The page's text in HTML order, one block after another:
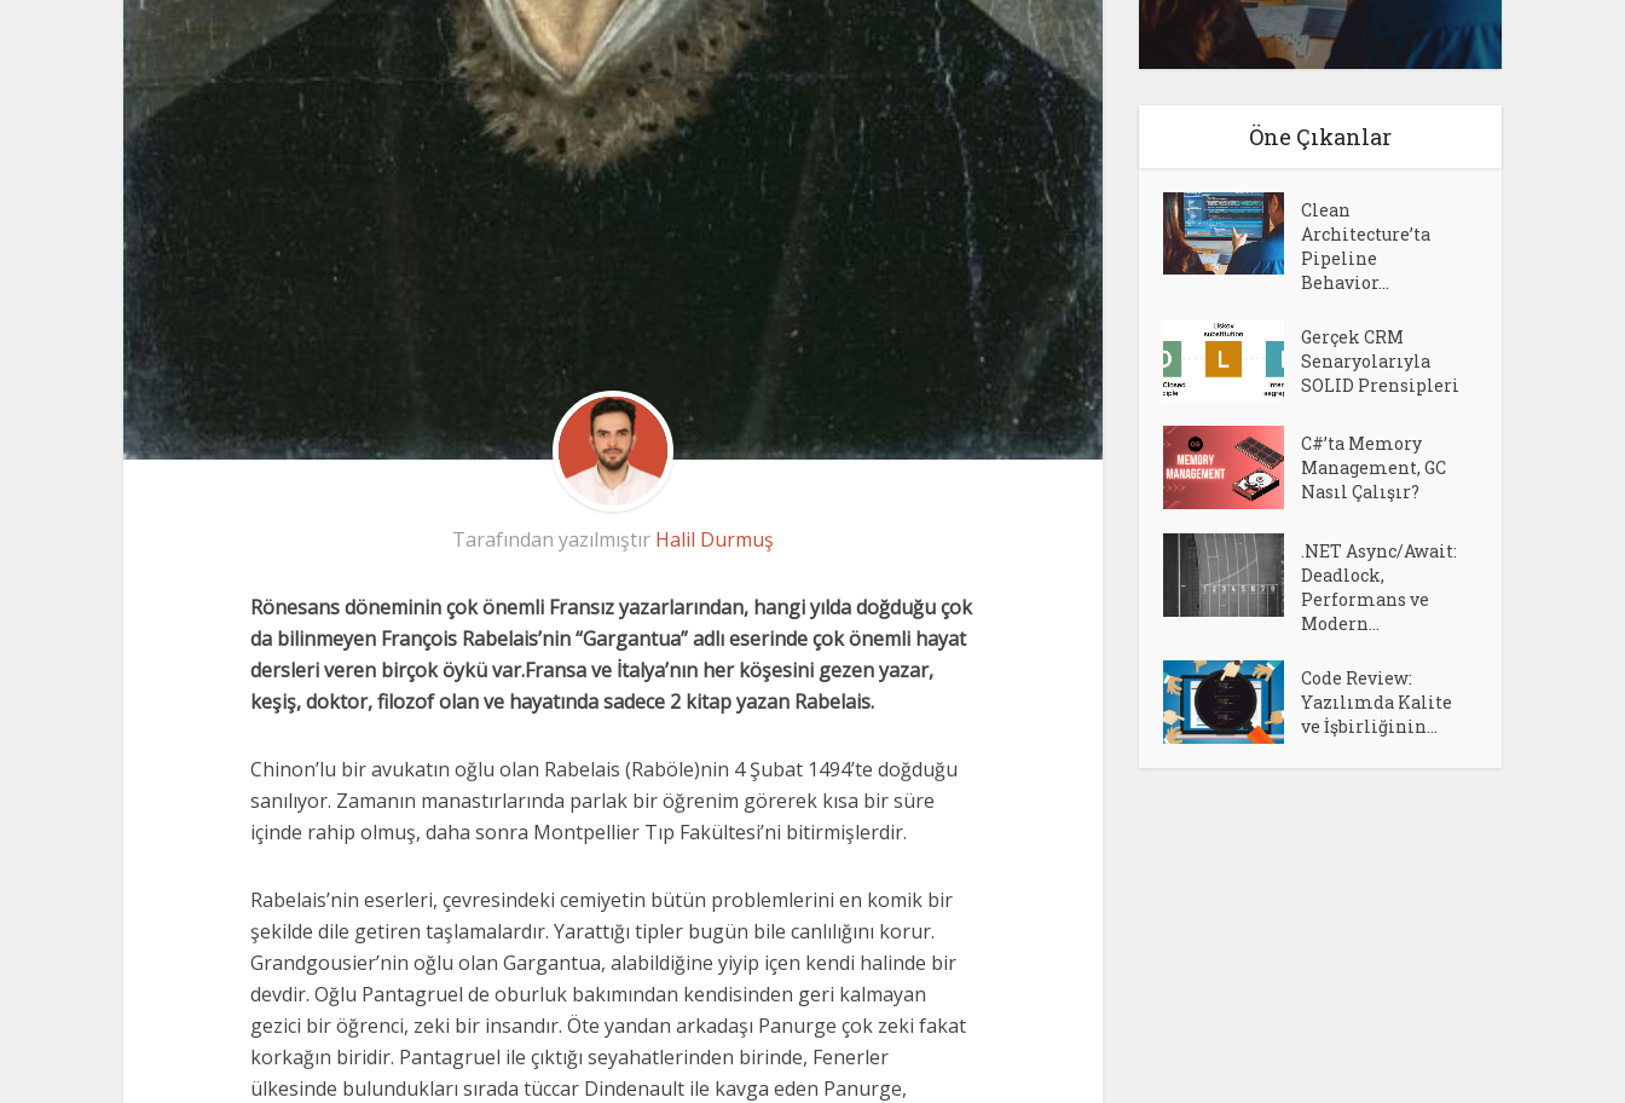
Tarafından yazılmıştır Halil Durmuş
Rönesans döneminin çok önemli Fransız yazarlarından, hangi yılda doğduğu çok
da bilinmeyen François Rabelais’nin “Gargantua” adlı eserinde çok önemli hayat
dersleri veren birçok öykü var.Fransa ve İtalya’nın her köşesini gezen yazar,
keşiş, doktor, filozof olan ve hayatında sadece 2 kitap yazan Rabelais.
Chinon’lu bir avukatın oğlu olan Rabelais (Raböle)nin 4 Şubat 1494’te doğduğu
sanılıyor. Zamanın manastırlarında parlak bir öğrenim görerek kısa bir süre
içinde rahip olmuş, daha sonra Montpellier Tıp Fakültesi’ni bitirmişlerdir.
Rabelais’nin eserleri, çevresindeki cemiyetin bütün problemlerini en komik bir
şekilde dile getiren taşlamalardır. Yarattığı tipler bugün bile canlılığını korur.
Grandgousier’nin oğlu olan Gargantua, alabildiğine yiyip içen kendi halinde bir
devdir. Oğlu Pantagruel de oburluk bakımından kendisinden geri kalmayan
gezici bir öğrenci, zeki bir insandır. Öte yandan arkadaşı Panurge çok zeki fakat
korkağın biridir. Pantagruel ile çıktığı seyahatlerinden birinde, Fenerler
ülkesinde bulundukları sırada tüccar Dindenault ile kavga eden Panurge,
Öne Çıkanlar
Clean
Architecture’ta
Pipeline
Behavior...
Gerçek CRM
Senaryolarıyla
SOLID Prensipleri
C#’ta Memory
Management, GC
Nasıl Çalışır?
.NET Async/Await:
Deadlock,
Performans ve
Modern...
Code Review:
Yazılımda Kalite
ve İşbirliğinin...